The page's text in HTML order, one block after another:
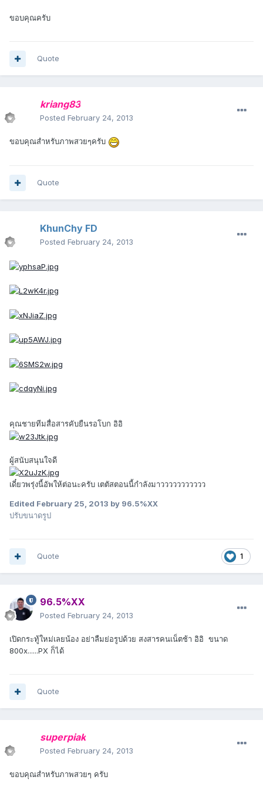
ขอบคุณครับ
Quote
kriang83
Posted February 24, 2013
ขอบคุณสำหรับภาพสวยๆครับ
Quote
KhunChy FD
Posted February 24, 2013
คุณชายทีมสื่อสารคับยืนรอโบก อิอิ
ผู้สนับสนุนใจดี
เดี๋ยวพรุ่งนี้อัพให้ต่อนะครับ เตตัสตอนนี้กำลังมาววววววววววว
Edited February 25, 2013 by 96.5%XX
ปรับขนาดรูป
1
Quote
96.5%XX
Posted February 24, 2013
เปิดกระทู้ใหม่เลยน้อง อย่าลืมย่อรูปด้วย สงสารคนเน็ตช้า อิอิ ขนาด
800x......PX ก็ได้
Quote
superpiak
Posted February 24, 2013
ขอบคุณสำหรับภาพสวยๆ ครับ